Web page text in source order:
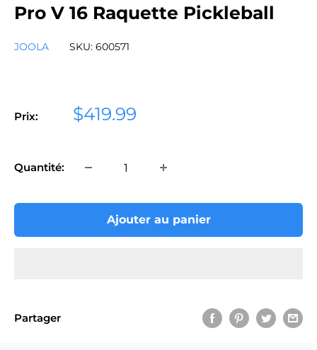
Pro V 16 Raquette Pickleball
JOOLA SKU: 600571
Prix:
Prix
$419.99
Quantité:
Ajouter au panier
Partager